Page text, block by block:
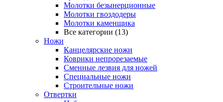
Молотки безынерционные
Молотки гвоздодеры
Молотки каменщика
Все категории (13)
Ножи
Канцелярские ножи
Коврики непрорезаемые
Сменные лезвия для ножей
Специальные ножи
Строительные ножи
Отвертки